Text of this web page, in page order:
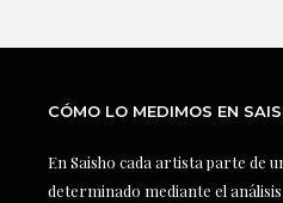
CÓMO LO MEDIMOS EN
En Saisho cada artista parte de
determinado mediante el análisis